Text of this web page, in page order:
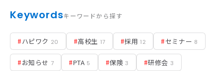
Keywordsキーワードから探す
#ハピワク 20 #高校生 17 #採用 12 #セミナー 8
#お知らせ 7 #PTA 5 #保険 3 #研修会 3